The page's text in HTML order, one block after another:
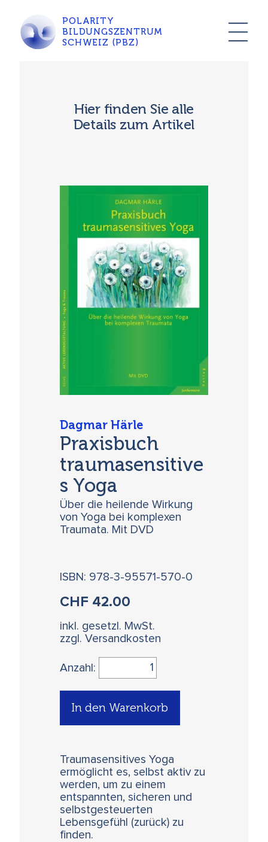
POLARITY
BILDUNGSZENTRUM
SCHWEIZ (PBZ)
Hier finden Sie alle
Details zum Artikel
Dagmar Härle
Praxisbuch
traumasensitive
s Yoga
Über die heilende Wirkung
von Yoga bei komplexen
Traumata. Mit DVD
ISBN: 978-3-95571-570-0
CHF 42.00
inkl. gesetzl. MwSt.
zzgl. Versandkosten
Anzahl:
In den Warenkorb
Traumasensitives Yoga
ermöglicht es, selbst aktiv zu
werden, um zu einem
entspannten, sicheren und
selbstgesteuerten
Lebensgefühl (zurück) zu
finden.